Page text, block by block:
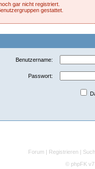
gar nicht registriert.
gestattet.
Benutzername:
Passwort:
Forum Registrieren
© phpFK